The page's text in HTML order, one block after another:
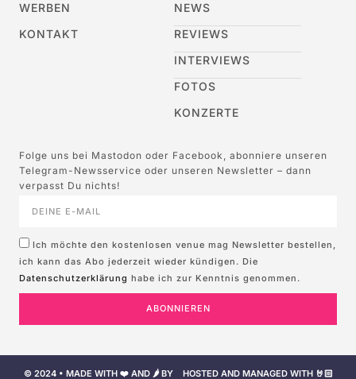
WERBEN
KONTAKT
NEWS
REVIEWS
INTERVIEWS
FOTOS
KONZERTE
Folge uns bei Mastodon oder Facebook, abonniere unseren
Telegram-Newsservice oder unseren Newsletter – dann
verpasst Du nichts!
Ich möchte den kostenlosen venue mag Newsletter bestellen,
ich kann das Abo jederzeit wieder kündigen. Die
Datenschutzerklärung habe ich zur Kenntnis genommen.
ABONNIEREN
© 2024 • MADE WITH ❤️ AND 🌶️ BY
HOSTED AND MANAGED WITH 🤘🏻